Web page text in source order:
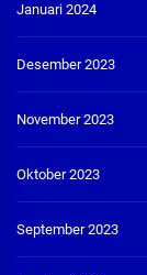
Januari 2024
Desember 2023
November 2023
Oktober 2023
September 2023